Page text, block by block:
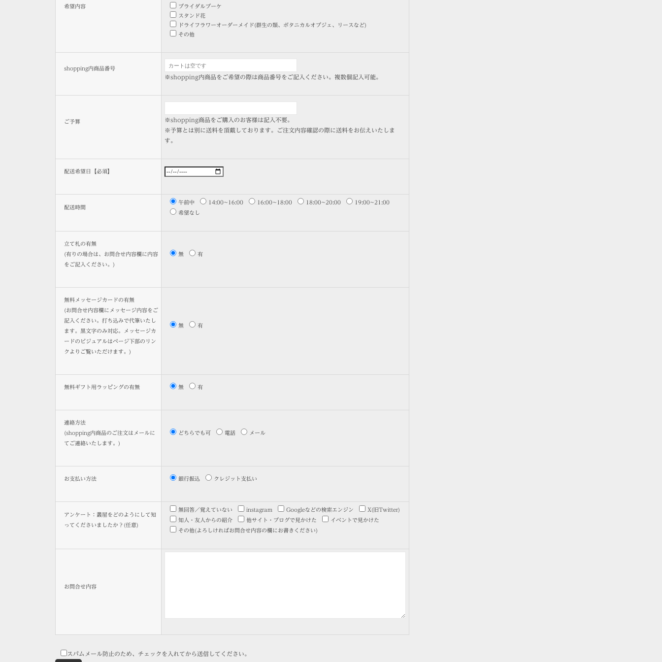
希望内容
ブライダルブーケ
スタンド花
ドライフラワーオーダーメイド(群生の類、ボタニカルオブジェ、リースなど)
その他
shopping内商品番号
※shopping内商品をご希望の際は商品番号をご記入ください。複数個記入可能。
ご予算
※shopping商品をご購入のお客様は記入不要。
※予算とは別に送料を頂戴しております。ご注文内容確認の際に送料をお伝えいたしま
す。
配送希望日【必須】
配送時間
午前中 14:00~16:00 16:00~18:00 18:00~20:00
19:00~21:00
希望なし
立て札の有無
(有りの場合は、お問合せ内容欄に内容
をご記入ください。)
無 有
無料メッセージカードの有無
(お問合せ内容欄にメッセージ内容をご
記入ください。打ち込みで代筆いたし
ます。黒文字のみ対応。メッセージカ
ードのビジュアルはページ下部のリン
クよりご覧いただけます。)
無 有
無料ギフト用ラッピングの有無 無 有
連絡方法
(shopping内商品のご注文はメールに
てご連絡いたします。)
どちらでも可 電話 メール
お支払い方法 銀行振込 クレジット支払い
アンケート：叢屋をどのようにして知
ってくださいましたか？(任意)
無回答／覚えていない instagram Googleなどの検索エンジン
X(旧Twitter)
知人・友人からの紹介
他サイト・ブログで見かけた
イベントで見かけた
その他(よろしければお問合せ内容の欄にお書きください)
お問合せ内容
スパムメール防止のため、チェックを入れてから送信してください。